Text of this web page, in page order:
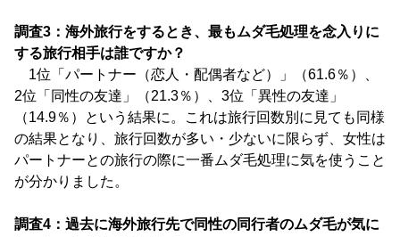
調査3：海外旅行をするとき、最もムダ毛処理を念入りに
する旅行相手は誰ですか？
1位「パートナー（恋人・配偶者など）」（61.6％）、
2位「同性の友達」（21.3％）、3位「異性の友達」
（14.9％）という結果に。これは旅行回数別に見ても同様
の結果となり、旅行回数が多い・少ないに限らず、女性は
パートナーとの旅行の際に一番ムダ毛処理に気を使うこと
が分かりました。
調査4：過去に海外旅行先で同性の同行者のムダ毛が気に